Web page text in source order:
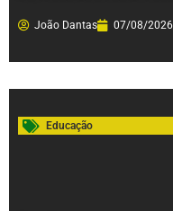
João Dantas 07/08/2026
Educação